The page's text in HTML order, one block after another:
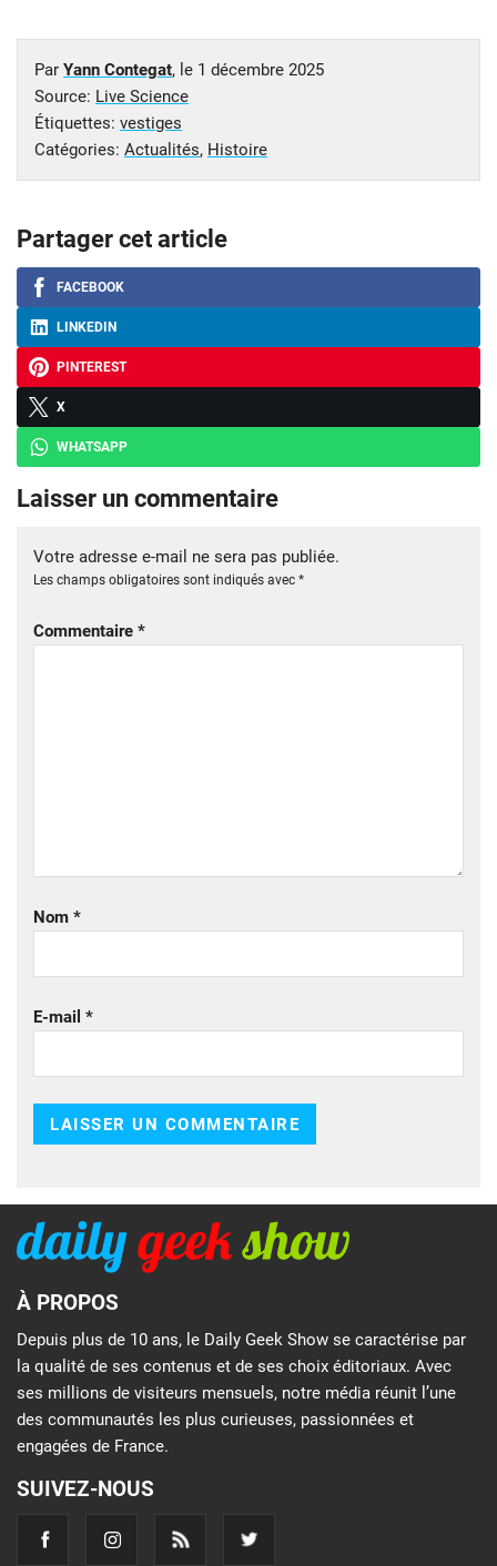
Par Yann Contegat, le 1 décembre 2025
Source: Live Science
Étiquettes: vestiges
Catégories: Actualités, Histoire
Partager cet article
FACEBOOK
LINKEDIN
PINTEREST
X
WHATSAPP
Laisser un commentaire
Votre adresse e-mail ne sera pas publiée.
Les champs obligatoires sont indiqués avec *
Commentaire *
Nom *
E-mail *
À PROPOS
Depuis plus de 10 ans, le Daily Geek Show se caractérise par
la qualité de ses contenus et de ses choix éditoriaux. Avec
ses millions de visiteurs mensuels, notre média réunit l’une
des communautés les plus curieuses, passionnées et
engagées de France.
SUIVEZ-NOUS